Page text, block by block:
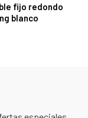
fijo redondo
blanco